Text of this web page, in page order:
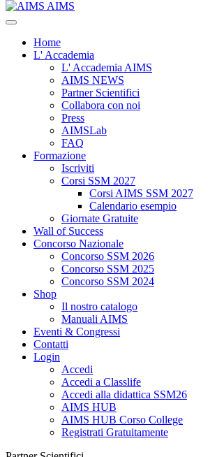
AIMS
Home
L' Accademia
L' Accademia AIMS
AIMS NEWS
Partner Scientifici
Collabora con noi
Press
AIMSLab
FAQ
Formazione
Iscriviti
Corsi SSM 2027
Corsi AIMS SSM 2027
Calendario esempio
Giornate Gratuite
Wall of Success
Concorso Nazionale
Concorso SSM 2026
Concorso SSM 2025
Concorso SSM 2024
Shop
Il nostro catalogo
Manuali AIMS
Eventi & Congressi
Contatti
Login
Accedi
Accedi a Classlife
Accedi alla didattica SSM26
AIMS HUB
AIMS HUB Corso College
Registrati Gratuitamente